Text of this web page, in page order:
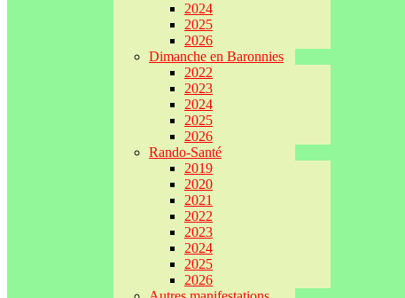
2024
2025
2026
Dimanche en Baronnies
2022
2023
2024
2025
2026
Rando-Santé
2019
2020
2021
2022
2023
2024
2025
2026